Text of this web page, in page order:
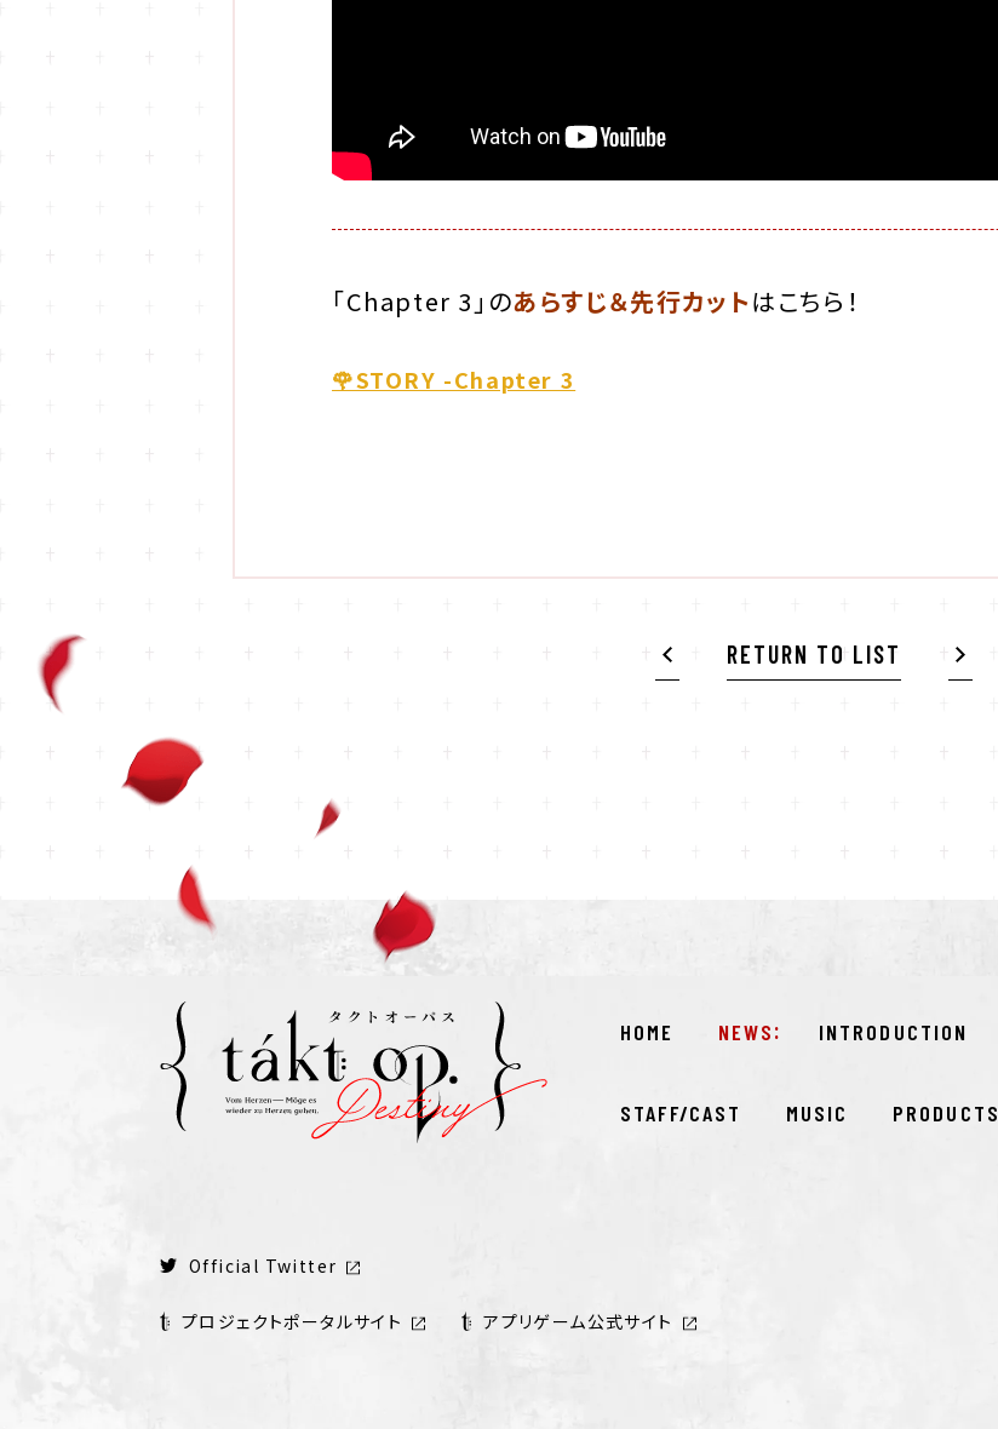
「Chapter 3」のあらすじ＆先行カットはこちら！
🌹STORY -Chapter 3
RETURN TO LIST
HOME NEWS INTRODUCTION
STAFF/CAST MUSIC PRODUCTS
Official Twitter
プロジェクトポータルサイト アプリゲーム公式サイト